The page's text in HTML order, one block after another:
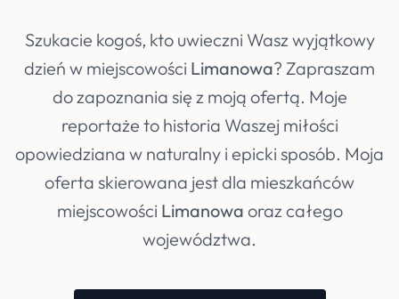
Szukacie kogoś, kto uwieczni Wasz wyjątkowy
dzień w miejscowości Limanowa? Zapraszam
do zapoznania się z moją ofertą. Moje
reportaże to historia Waszej miłości
opowiedziana w naturalny i epicki sposób. Moja
oferta skierowana jest dla mieszkańców
miejscowości Limanowa oraz całego
województwa.